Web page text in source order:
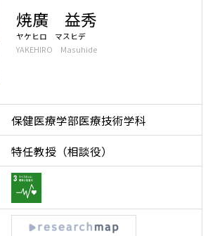
焼廣 益秀
ヤケヒロ マスヒデ
YAKEHIRO Masuhide
保健医療学部医療技術学科
特任教授（相談役）